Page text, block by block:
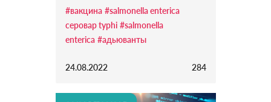
#вакцина #salmonella enterica
серовар typhi #salmonella
enterica #адьюванты
24.08.2022 284